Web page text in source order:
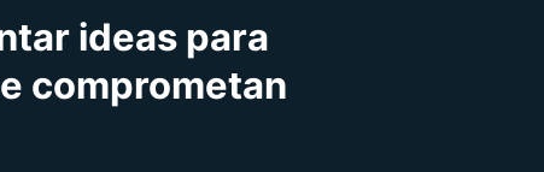
ideas para
comprometan